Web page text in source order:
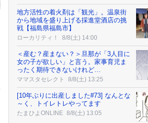
地方活性の着火剤は「観光」。温泉街
から地域を盛り上げる採進堂酒店の挑
戦【福島県福島市】
ローカリティ！ 8/8(土) 14:00
＜産む？産まない？＞旦那が「3人目に
女の子が欲しい」と言う。家事育児ま
ったく期待できないけれど…
ママスタセレクト 8/8(土) 13:25
[10年ぶりに出産しました#73] なんとな
～く、トイレトレやってます
たまひよONLINE 8/8(土) 13:05